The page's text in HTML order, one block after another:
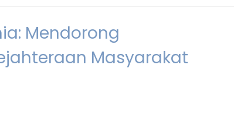
Mendorong
Masyarakat